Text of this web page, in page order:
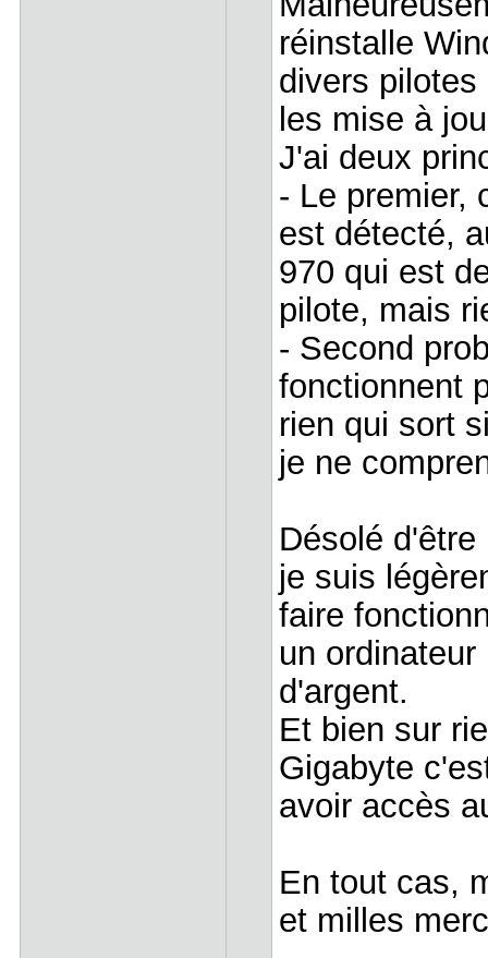
réinstalle
divers
les mise à
J'ai deux
- Le premier,
est détecté,
970 qui est
pilote, mais
- Second
fonctionnent
rien qui sort
je ne
Désolé
je suis
faire
un
d'argent.
Et bien sur
Gigabyte
avoir accès
En tout cas,
et milles